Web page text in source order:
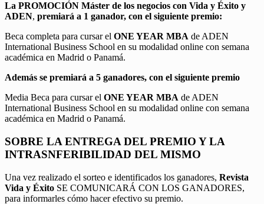
La PROMOCIÓN Máster de los negocios con Vida y Éxito y
ADEN, premiará a 1 ganador, con el siguiente premio:
Beca completa para cursar el ONE YEAR MBA de ADEN
International Business School en su modalidad online con semana
académica en Madrid o Panamá.
Además se premiará a 5 ganadores, con el siguiente premio
Media Beca para cursar el ONE YEAR MBA de ADEN
International Business School en su modalidad online con semana
académica en Madrid o Panamá.
SOBRE LA ENTREGA DEL PREMIO Y LA
INTRASNFERIBILIDAD DEL MISMO
Una vez realizado el sorteo e identificados los ganadores, Revista
Vida y Éxito SE COMUNICARÁ CON LOS GANADORES,
para informarles cómo hacer efectivo su premio.